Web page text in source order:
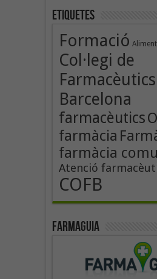
Etiquetes
Formació
Col·legi de
Barcelona
farmacèutics
farmàcia
farmàcia
Atenció
COFB
Farmaguia